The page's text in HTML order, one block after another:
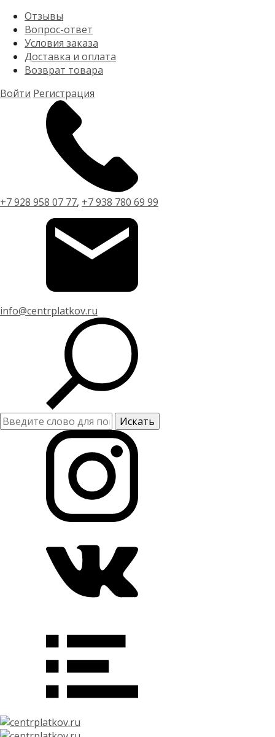
Отзывы
Вопрос-ответ
Условия заказа
Доставка и оплата
Возврат товара
Войти Регистрация
+7 928 958 07 77, +7 938 780 69 99
info@centrplatkov.ru